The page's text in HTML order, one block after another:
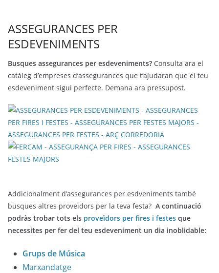
ASSEGURANCES PER
ESDEVENIMENTS
Busques assegurances per esdeveniments? Consulta ara el
catàleg d’empreses d’assegurances que t’ajudaran que el teu
esdeveniment sigui perfecte. Demana ara pressupost.
Addicionalment d’assegurances per esdveniments també
busques altres proveïdors per la teva festa? A continuació
podràs trobar tots els proveïdors per fires i festes que
necessites per fer del teu esdeveniment un dia inoblidable:
Grups de Música
Marxandatge